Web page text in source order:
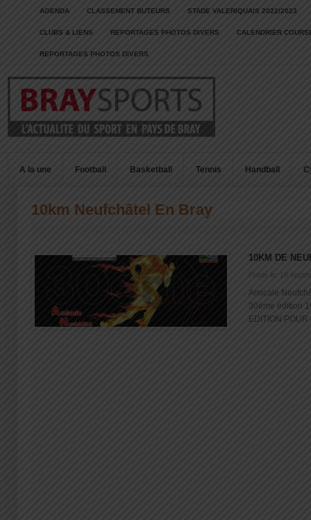
AGENDA CLASSEMENT BUTEURS STADE VALERIQUAIS 2022/2023
CLUBS & LIENS REPORTAGES PHOTOS DIVERS CALENDRIER
REPORTAGES PHOTOS DIVERS
A la une Football Basketball Tennis Handball
10km Neufchâtel En Bray
10KM DE
Posté le: 16
Amicale
30ème édition
EDITION POUR